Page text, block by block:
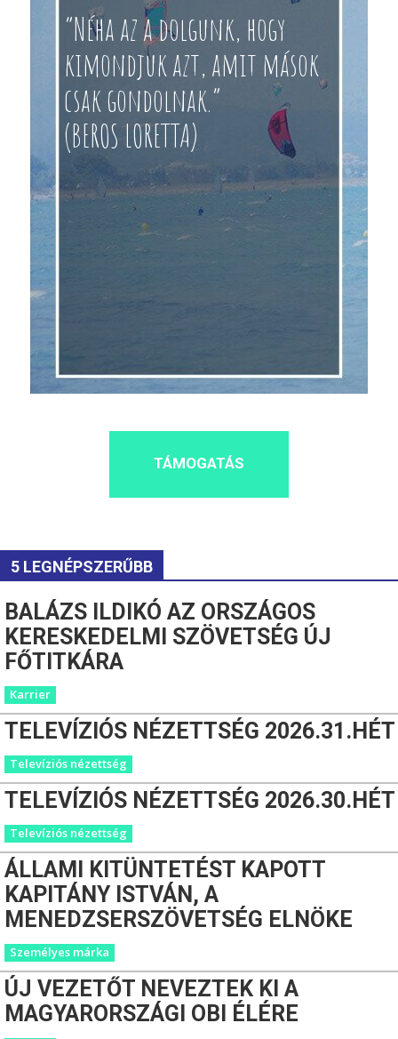
“Néha az a dolgunk, hogy
kimondjuk azt, amit mások
csak gondolnak.”
(BEROS LORETTA)
TÁMOGATÁS
5 LEGNÉPSZERŰBB
BALÁZS ILDIKÓ AZ ORSZÁGOS
KERESKEDELMI SZÖVETSÉG ÚJ
FŐTITKÁRA
Karrier
TELEVÍZIÓS NÉZETTSÉG 2026.31.HÉT
Televíziós nézettség
TELEVÍZIÓS NÉZETTSÉG 2026.30.HÉT
Televíziós nézettség
ÁLLAMI KITÜNTETÉST KAPOTT
KAPITÁNY ISTVÁN, A
MENEDZSERSZÖVETSÉG ELNÖKE
Személyes márka
ÚJ VEZETŐT NEVEZTEK KI A
MAGYARORSZÁGI OBI ÉLÉRE